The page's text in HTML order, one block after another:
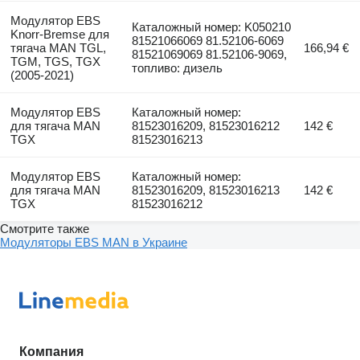
Модулятор EBS
Knorr-Bremse для
тягача MAN TGL,
TGM, TGS, TGX
(2005-2021)
Каталожный номер: K050210
81521066069 81.52106-6069
81521069069 81.52106-9069,
топливо: дизель
166,94 €
Модулятор EBS
для тягача MAN
TGX
Каталожный номер:
81523016209, 81523016212
81523016213
142 €
Модулятор EBS
для тягача MAN
TGX
Каталожный номер:
81523016209, 81523016213
81523016212
142 €
Смотрите также
Модуляторы EBS MAN в Украине
Компания